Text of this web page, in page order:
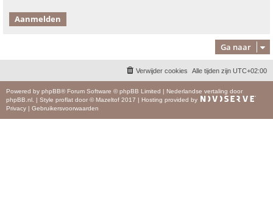
Ga naar
Alle tijden zijn UTC+02:00
Verwijder cookies
Powered by phpBB® Forum Software © phpBB Limited | Nederlandse vertaling door
phpBB.nl
| Style proflat door © Mazeltof 2017 | Hosting provided by
Privacy | Gebruikersvoorwaarden